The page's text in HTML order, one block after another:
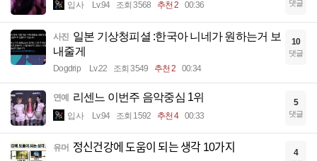
입사 Lv.94 조회 3568 추천 2 00:36 댓글
사진 일본 기상청피셜 :한국아 니네가 원하는거 보
내줄게
Dogdrip Lv.22 조회 3549 추천 2 00:34
10
댓글
연예 리센느 이번주 음악중심 1위
입사 Lv.94 조회 1592 추천 4 00:33
5
댓글
유머 정신건강에 도움이 되는 생각 10가지 4